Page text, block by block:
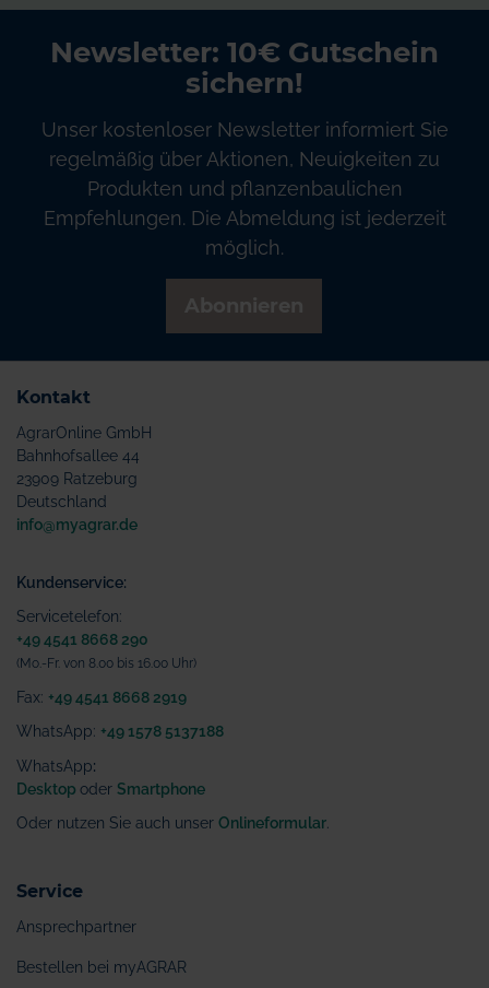
Newsletter: 10€ Gutschein
sichern!
Unser kostenloser Newsletter informiert Sie
regelmäßig über Aktionen, Neuigkeiten zu
Produkten und pflanzenbaulichen
Empfehlungen. Die Abmeldung ist jederzeit
möglich.
Kontakt
AgrarOnline GmbH
Bahnhofsallee 44
23909 Ratzeburg
Deutschland
info@myagrar.de
Kundenservice:
Servicetelefon:
+49 4541 8668 290
(Mo.-Fr. von 8.00 bis 16.00 Uhr)
Fax: +49 4541 8668 2919
WhatsApp: +49 1578 5137188
WhatsApp:
Desktop oder Smartphone
Oder nutzen Sie auch unser Onlineformular
Service
Ansprechpartner
Bestellen bei myAGRAR